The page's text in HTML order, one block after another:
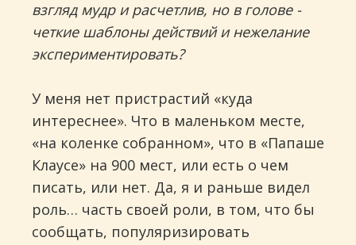
взгляд мудр и расчетлив, но в голове -
четкие шаблоны действий и нежелание
экспериментировать?
У меня нет пристрастий «куда
интереснее». Что в маленьком месте,
«на коленке собранном», что в «Папаше
Клаусе» на 900 мест, или есть о чем
писать, или нет. Да, я и раньше видел
роль… часть своей роли, в том, что бы
сообщать, популяризировать